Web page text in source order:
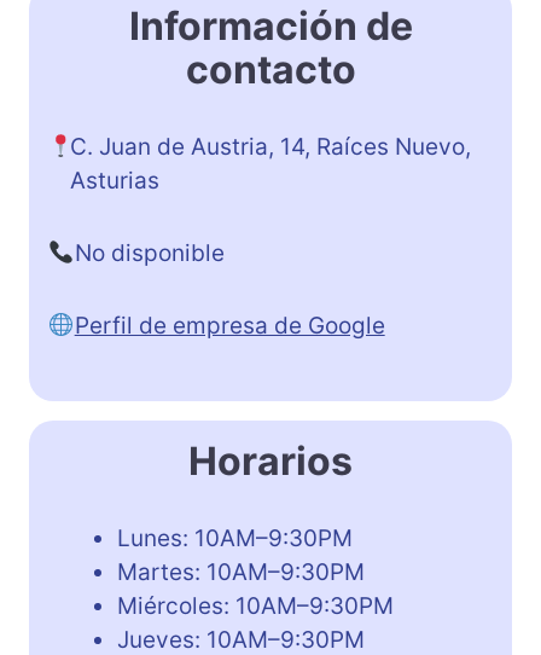
Información de
contacto
C. Juan de Austria, 14, Raíces Nuevo,
Asturias
No disponible
Perfil de empresa de Google
Horarios
Lunes: 10AM–9:30PM
Martes: 10AM–9:30PM
Miércoles: 10AM–9:30PM
Jueves: 10AM–9:30PM